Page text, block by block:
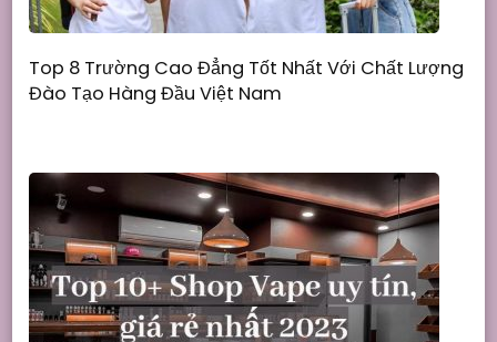
Top 8 Trường Cao Đẳng Tốt Nhất Với Chất Lượng
Đào Tạo Hàng Đầu Việt Nam